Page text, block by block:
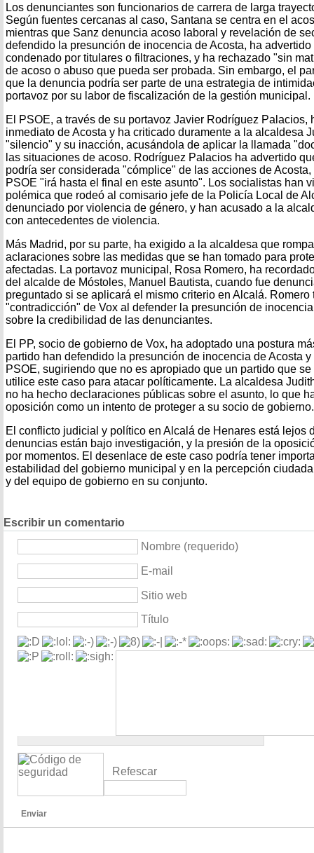
Los denunciantes son funcionarios de carrera de larga
Según fuentes cercanas al caso, Santana se centra en el
mientras que Sanz denuncia acoso laboral y revelación de
defendido la presunción de inocencia de Acosta, ha
condenado por titulares o filtraciones, y ha rechazado "sin
de acoso o abuso que pueda ser probada. Sin embargo, el
que la denuncia podría ser parte de una estrategia de
portavoz por su labor de fiscalización de la gestión municipal.
El PSOE, a través de su portavoz Javier Rodríguez Palacios,
inmediato de Acosta y ha criticado duramente a la alcaldesa
"silencio" y su inacción, acusándola de aplicar la llamada
las situaciones de acoso. Rodríguez Palacios ha advertido
podría ser considerada "cómplice" de las acciones de
PSOE "irá hasta el final en este asunto". Los socialistas han
polémica que rodeó al comisario jefe de la Policía Local de
denunciado por violencia de género, y han acusado a la
con antecedentes de violencia.
Más Madrid, por su parte, ha exigido a la alcaldesa que
aclaraciones sobre las medidas que se han tomado para
afectadas. La portavoz municipal, Rosa Romero, ha
del alcalde de Móstoles, Manuel Bautista, cuando fue
preguntado si se aplicará el mismo criterio en Alcalá.
"contradicción" de Vox al defender la presunción de
sobre la credibilidad de las denunciantes.
El PP, socio de gobierno de Vox, ha adoptado una postura
partido han defendido la presunción de inocencia de Acosta
PSOE, sugiriendo que no es apropiado que un partido que
utilice este caso para atacar políticamente. La alcaldesa
no ha hecho declaraciones públicas sobre el asunto, lo que
oposición como un intento de proteger a su socio de gobierno.
El conflicto judicial y político en Alcalá de Henares está lejos
denuncias están bajo investigación, y la presión de la
por momentos. El desenlace de este caso podría tener
estabilidad del gobierno municipal y en la percepción
y del equipo de gobierno en su conjunto.
Escribir un comentario
Nombre (requerido)
E-mail
Sitio web
Título
Refescar
Enviar